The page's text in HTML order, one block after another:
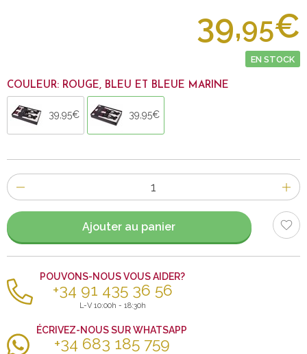
39,95€
EN STOCK
COULEUR: ROUGE, BLEU ET BLEUE MARINE
39,95€ 39,95€
Nombre
d'items
Ajouter au panier
POUVONS-NOUS VOUS AIDER?
+34 91 435 36 56
L-V 10:00h - 18:30h
ÉCRIVEZ-NOUS SUR WHATSAPP
+34 683 185 759